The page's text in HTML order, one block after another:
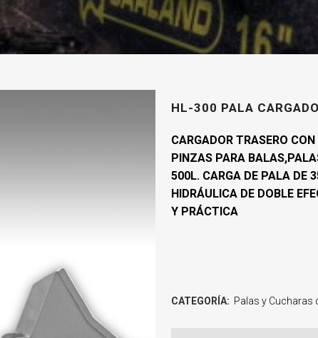
HL-300 PALA
CARGADOR TRASERO
PINZAS PARA
500L. CARGA DE PALA DE
HIDRÁULICA DE DOBLE
Y PRÁCTICA
CATEGORÍA: Palas y Cucharas